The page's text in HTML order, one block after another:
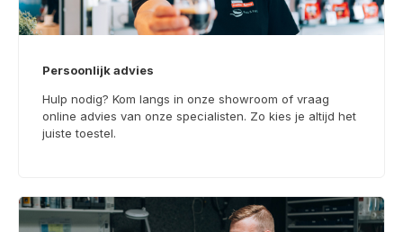
Persoonlijk advies
Hulp nodig? Kom langs in onze showroom of vraag
online advies van onze specialisten. Zo kies je altijd het
juiste toestel.